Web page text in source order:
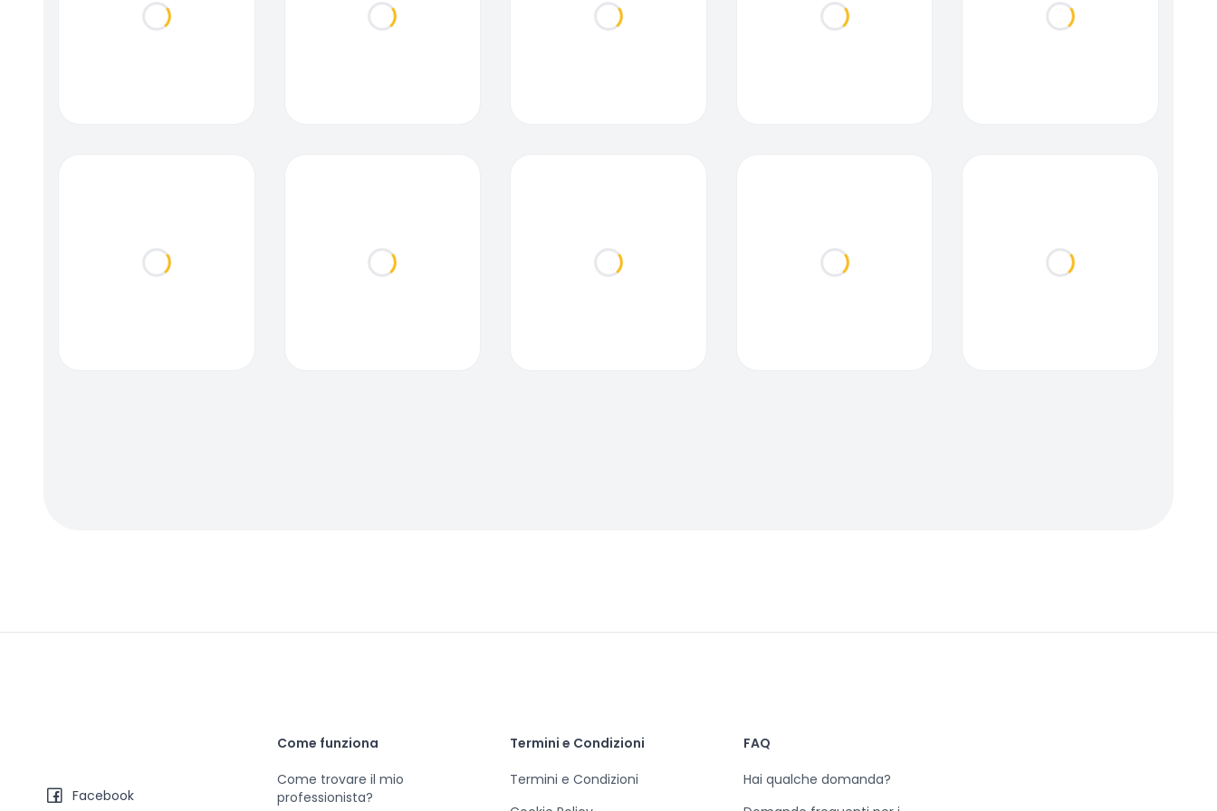
Loading... Loading... Loading... Loading... Loading...
Loading... Loading... Loading... Loading... Loading...
Facebook
Come funziona
Come trovare il mio
professionista?
Termini e Condizioni
Termini e Condizioni
FAQ
Hai qualche domanda?